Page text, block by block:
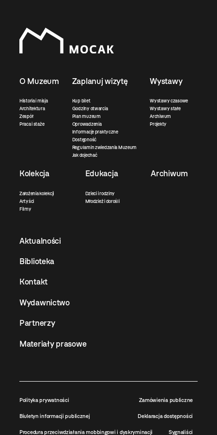
O Muzeum
Historia i misja
Architektura
Zespół
Praca i staże
Zaplanuj wizytę
Kup bilet
Godziny otwarcia
Plan muzeum
Oprowadzenia
Informacje praktyczne
Dostępność
Regulamin zwiedzania Muzeum
Jak dojechać
Wystawy
Wystawy czasowe
Wystawy stałe
Archiwum
Projekty
Kolekcja
Założenia kolekcji
Artyści
Filmy
Edukacja
Dzieci i rodziny
Młodzież i dorośli
Archiwum
Aktualności
Biblioteka
Kontakt
Wydawnictwo
Partnerzy
Materiały prasowe
Polityka prywatności Zamówienia publiczne
Biuletyn informacji publicznej Deklaracja dostępności
Procedura przeciwdziałania mobbingowi i dyskryminacji Sygnaliści